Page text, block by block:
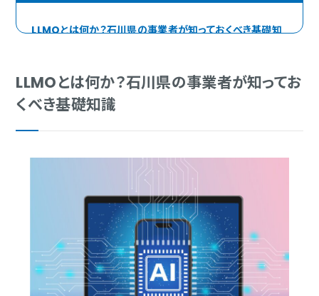
LLMOとは何か？石川県の事業者が知っておくべき基礎知
なぜ今、石川県の事業者にLLMO対策が必要なのか
AI時代の新しい購買行動モデル「AIMA5」とは
SEO・MEOとの統合的なアプローチができるか
地域特性への理解度を確かめる
料金体系と契約期間の透明性
LLMO対策で実施される具体的な施策内容
構造化データマークアップの実装
LLMOとは何か？石川県の事業者が知ってお
くべき基礎知識